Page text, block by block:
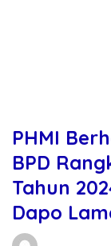
PHMI
BPD
Tahun
Dapo